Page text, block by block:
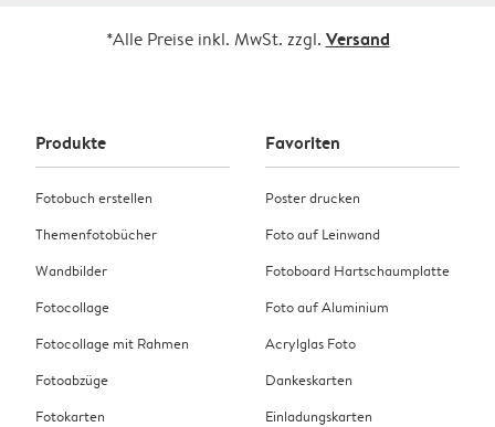
*Alle Preise inkl. MwSt. zzgl. Versand
Produkte
Fotobuch erstellen
Themenfotobücher
Wandbilder
Fotocollage
Fotocollage mit Rahmen
Fotoabzüge
Fotokarten
Favoriten
Poster drucken
Foto auf Leinwand
Fotoboard Hartschaumplatte
Foto auf Aluminium
Acrylglas Foto
Dankeskarten
Einladungskarten